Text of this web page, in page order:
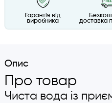
Гарантія від
виробника
доставка
Опис
Про товар
Чиста вода із